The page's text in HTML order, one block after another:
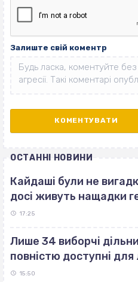
Залиште свій коментр
ОСТАННІ НОВИНИ
Кайдаші були не
досі живуть нащадки
17:25
Лише 34 виборчі
повністю доступні
15:50